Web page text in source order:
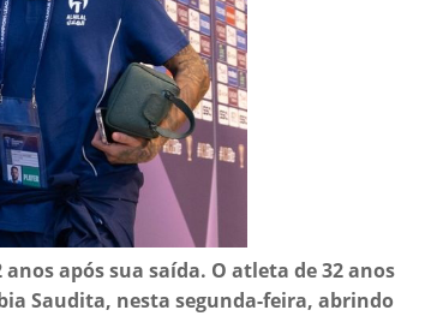
após sua saída. O atleta de 32 anos
Saudita, nesta segunda-feira, abrindo